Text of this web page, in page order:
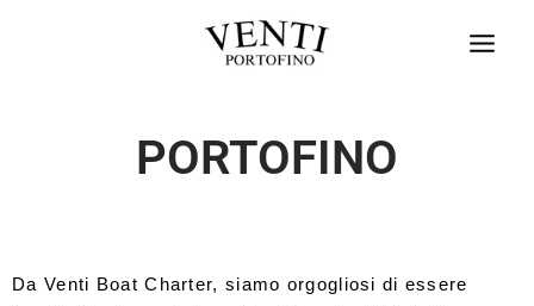
PORTOFINO
Da Venti Boat Charter, siamo orgogliosi di essere